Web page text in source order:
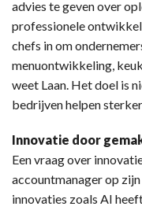
advies te geven over
professionele
chefs in om
menuontwikkeling,
weet Laan. Het doel is
bedrijven helpen
Innovatie door
Een vraag over
accountmanager op
innovaties zoals AI